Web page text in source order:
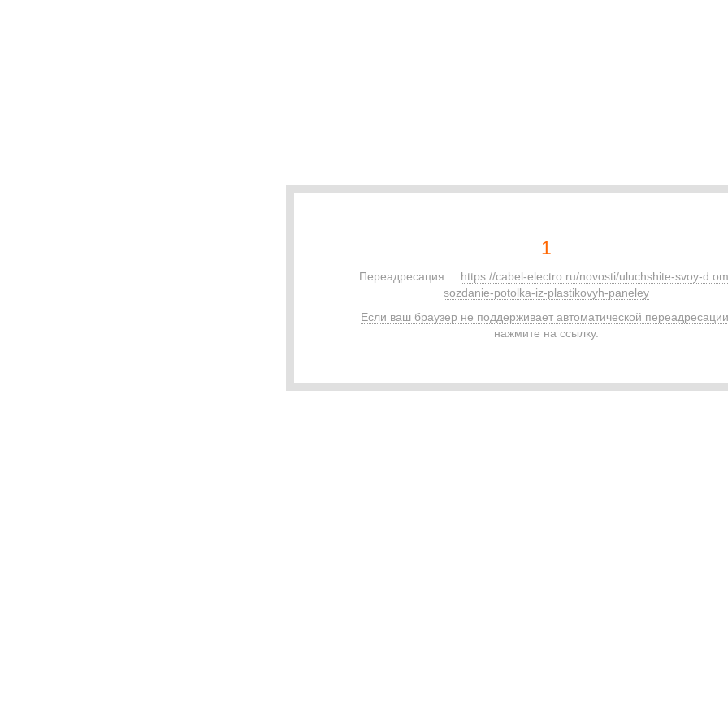
1
Переадресация ... https://cabel-electro.ru/novosti/uluchshite-svoy-d
sozdanie-potolka-iz-plastikovyh-paneley
Если ваш браузер не поддерживает автоматической
нажмите на ссылку.